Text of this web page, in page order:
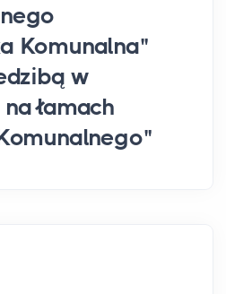
Komunalna"
w
łamach